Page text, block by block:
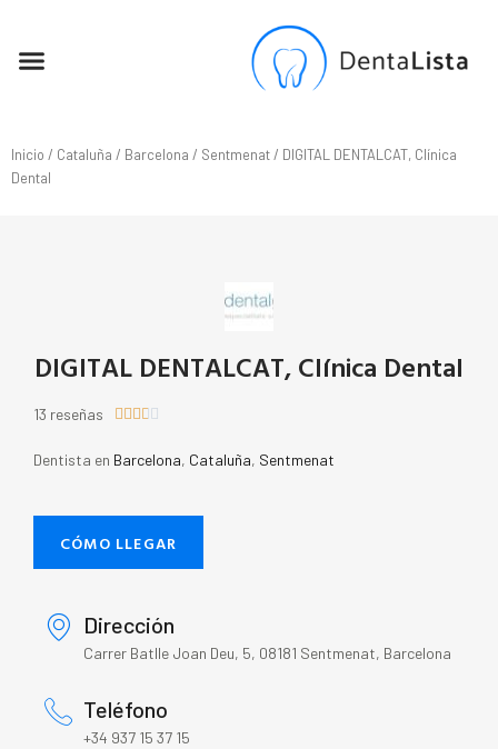
Inicio / Cataluña / Barcelona / Sentmenat/ DIGITAL DENTALCAT, Clínica
Dental
DIGITAL DENTALCAT, Clínica Dental
13 reseñas     
Dentista en Barcelona, Cataluña, Sentmenat
CÓMO LLEGAR
Dirección
Carrer Batlle Joan Deu, 5, 08181 Sentmenat, Barcelona
Teléfono
+34 937 15 37 15